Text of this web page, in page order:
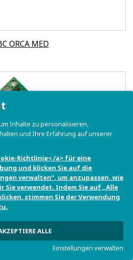
ORCA MED
Inhalte zu personalisieren,
und Ihre Erfahrung auf unserer
Richtlinie< /a> für eine
und klicken Sie auf die
verwalten“, um anzupassen, wie
Sie verwendet. Indem Sie auf „Alle
stimmen Sie der Verwendung
ALLE
Einstellungen verwalten